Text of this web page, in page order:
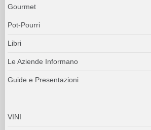
Gourmet
Pot-Pourri
Libri
Le Aziende Informano
Guide e Presentazioni
VINI